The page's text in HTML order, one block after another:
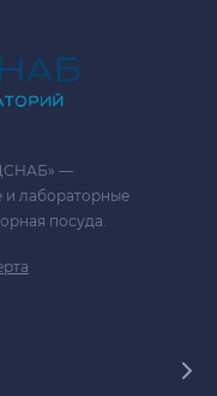
—
лабораторные
посуда.